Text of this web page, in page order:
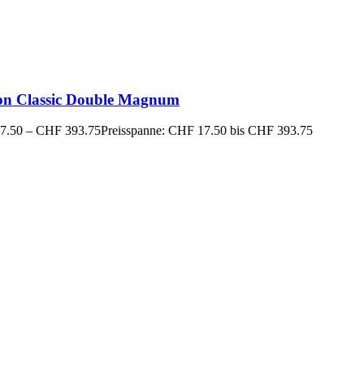
Classic Double Magnum
– CHF 393.75Preisspanne: CHF 17.50 bis CHF 393.75